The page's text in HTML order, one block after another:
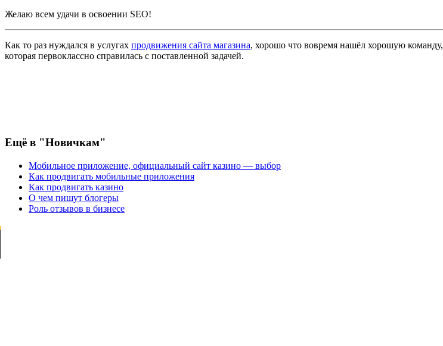
Желаю всем удачи в освоении SEO!
Как то раз нуждался в услугах продвижения сайта магазина, хорошо что вовремя нашёл хорошую команду,
которая первоклассно справилась с поставленной задачей.
Ещё в "Новичкам"
Мобильное приложение, официальный сайт казино — выбор
Как продвигать мобильные приложения
Как продвигать казино
О чем пишут блогеры
Роль отзывов в бизнесе